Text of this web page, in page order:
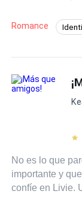
Romance
Primer Amor
No es lo que
importante y
confíe en Livie. Una confesión, una gran confusión. Ser la